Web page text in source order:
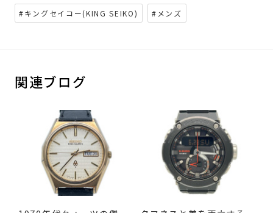
#キングセイコー(KING SEIKO) #メンズ
関連ブログ